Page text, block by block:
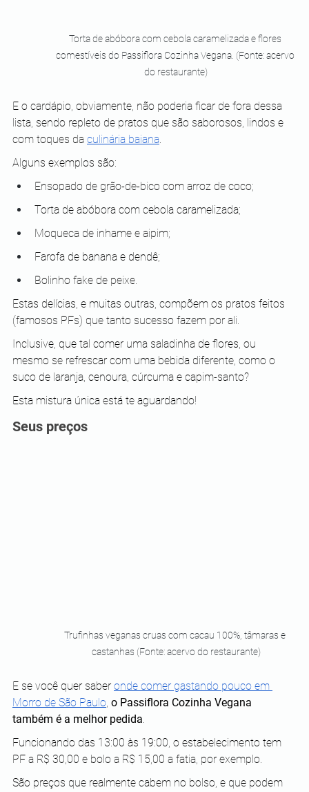
Torta de abóbora com cebola caramelizada e flores
comestíveis do Passiflora Cozinha Vegana. (Fonte: acervo
do restaurante)
E o cardápio, obviamente, não poderia ficar de fora dessa
lista, sendo repleto de pratos que são saborosos, lindos e
com toques da culinária baiana.
Alguns exemplos são:
Ensopado de grão-de-bico com arroz de coco;
Torta de abóbora com cebola caramelizada;
Moqueca de inhame e aipim;
Farofa de banana e dendê;
Bolinho fake de peixe.
Estas delícias, e muitas outras, compõem os pratos feitos
(famosos PFs) que tanto sucesso fazem por ali.
Inclusive, que tal comer uma saladinha de flores, ou
mesmo se refrescar com uma bebida diferente, como o
suco de laranja, cenoura, cúrcuma e capim-santo?
Esta mistura única está te aguardando!
Seus preços
Trufinhas veganas cruas com cacau 100%, tâmaras e
castanhas (Fonte: acervo do restaurante)
E se você quer saber onde comer gastando pouco em
Morro de São Paulo, o Passiflora Cozinha Vegana
também é a melhor pedida.
Funcionando das 13:00 às 19:00, o estabelecimento tem
PF a R$ 30,00 e bolo a R$ 15,00 a fatia, por exemplo.
São preços que realmente cabem no bolso, e que podem